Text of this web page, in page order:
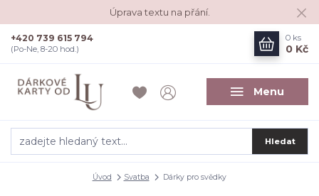
Úprava textu na přání.
Menu
Hledat
+420 739 615 794
(Po-Ne, 8-20 hod.)
0 ks
0 Kč
Úvod Svatba Dárky pro svědky